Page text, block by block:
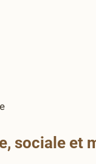
sociale et